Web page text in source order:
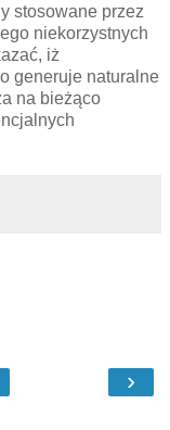
stosowane przez
niekorzystnych
iż
generuje naturalne
na bieżąco
›